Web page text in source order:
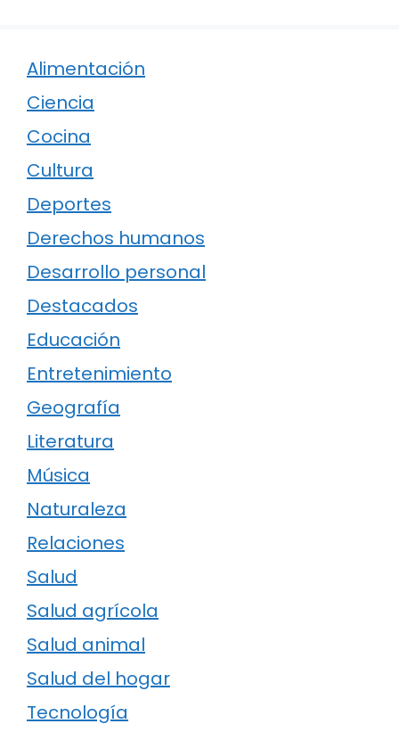
Alimentación
Ciencia
Cocina
Cultura
Deportes
Derechos humanos
Desarrollo personal
Destacados
Educación
Entretenimiento
Geografía
Literatura
Música
Naturaleza
Relaciones
Salud
Salud agrícola
Salud animal
Salud del hogar
Tecnología